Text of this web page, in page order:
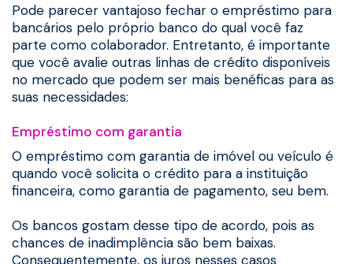
Pode parecer vantajoso fechar o empréstimo para
bancários pelo próprio banco do qual você faz
parte como colaborador. Entretanto, é importante
que você avalie outras linhas de crédito disponíveis
no mercado que podem ser mais benéficas para as
suas necessidades:
Empréstimo com garantia
O empréstimo com garantia de imóvel ou veículo é
quando você solicita o crédito para a instituição
financeira, como garantia de pagamento, seu bem.
Os bancos gostam desse tipo de acordo, pois as
chances de inadimplência são bem baixas.
Consequentemente, os juros nesses casos